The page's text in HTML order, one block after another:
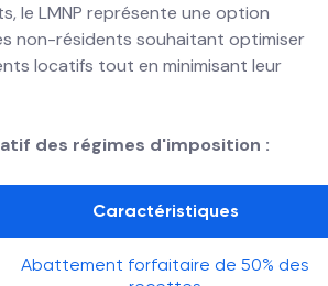
le LMNP représente une option
non-résidents souhaitant optimiser
locatifs tout en minimisant leur
des régimes d'imposition :
Caractéristiques
Abattement forfaitaire de 50% des